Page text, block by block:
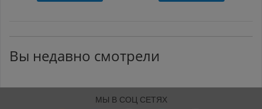
Вы недавно смотрели
МЫ В СОЦ СЕТЯХ